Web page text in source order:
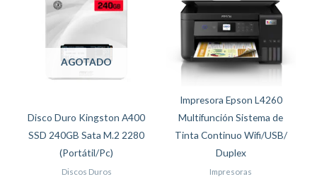
AGOTADO
Disco Duro Kingston A400
SSD 240GB Sata M.2 2280
(Portátil/Pc)
Discos Duros
Impresora Epson L4260
Multifunción Sistema de
Tinta Continuo Wifi/USB/
Duplex
Impresoras